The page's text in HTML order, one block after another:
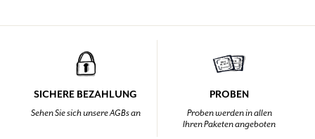
SICHERE BEZAHLUNG
Sehen Sie sich unsere AGBs an
PROBEN
Proben werden in allen
Ihren Paketen angeboten